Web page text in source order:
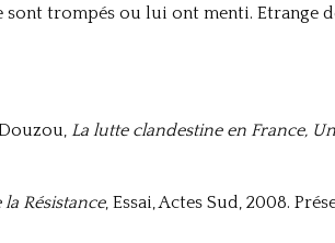
sont trompés ou lui ont menti. Etrange
La lutte clandestine en France,
Résistance, Essai, Actes Sud, 2008.